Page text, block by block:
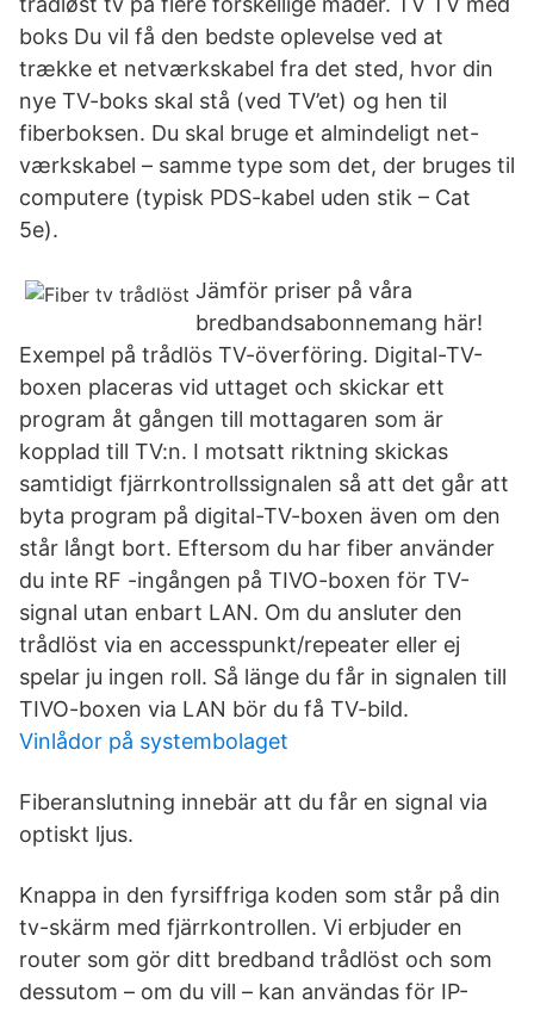
boks Du vil få den bedste oplevelse ved at
trække et netværkskabel fra det sted, hvor din
nye TV-boks skal stå (ved TV’et) og hen til
fiberboksen. Du skal bruge et almindeligt net-
værkskabel – samme type som det, der bruges til
computere (typisk PDS-kabel uden stik – Cat
5e).
Jämför priser på våra
bredbandsabonnemang här!
Exempel på trådlös TV-överföring. Digital-TV-
boxen placeras vid uttaget och skickar ett
program åt gången till mottagaren som är
kopplad till TV:n. I motsatt riktning skickas
samtidigt fjärrkontrollssignalen så att det går att
byta program på digital-TV-boxen även om den
står långt bort. Eftersom du har fiber använder
du inte RF -ingången på TIVO-boxen för TV-
signal utan enbart LAN. Om du ansluter den
trådlöst via en accesspunkt/repeater eller ej
spelar ju ingen roll. Så länge du får in signalen till
TIVO-boxen via LAN bör du få TV-bild.
Vinlådor på systembolaget
Fiberanslutning innebär att du får en signal via
optiskt ljus.
Knappa in den fyrsiffriga koden som står på din
tv-skärm med fjärrkontrollen. Vi erbjuder en
router som gör ditt bredband trådlöst och som
dessutom – om du vill – kan användas för IP-